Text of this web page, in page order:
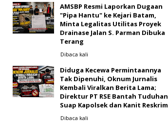
AMSBP Resmi Laporkan Dugaan
"Pipa Hantu" ke Kejari Batam,
Minta Legalitas Utilitas Proyek
Drainase Jalan S. Parman Dibuka
Terang
Dibaca kali
Diduga Kecewa Permintaannya
Tak Dipenuhi, Oknum Jurnalis
Kembali Viralkan Berita Lama;
Direktur PT RSE Bantah Tuduhan
Suap Kapolsek dan Kanit Reskrim
Dibaca kali